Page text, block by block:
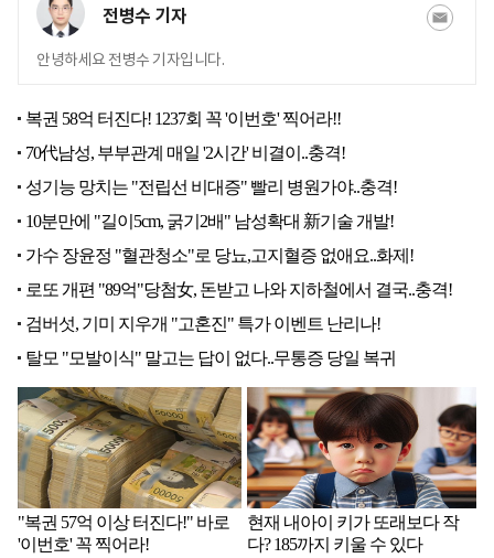
전병수 기자
안녕하세요 전병수 기자입니다.